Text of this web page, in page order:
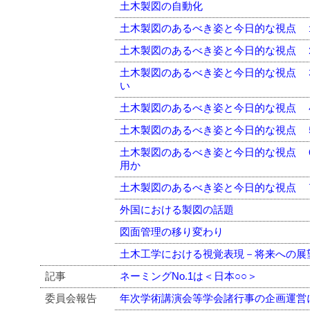
土木製図の自動化
土木製図のあるべき姿と今日的な視
土木製図のあるべき姿と今日的な視
土木製図のあるべき姿と今日的な視
い
土木製図のあるべき姿と今日的な視
土木製図のあるべき姿と今日的な視
土木製図のあるべき姿と今日的な視
用か
土木製図のあるべき姿と今日的な視
外国における製図の話題
図面管理の移り変わり
土木工学における視覚表現－将来への展
記事
ネーミングNo.1は＜日本○○＞
委員会報告
年次学術講演会等学会諸行事の企画運